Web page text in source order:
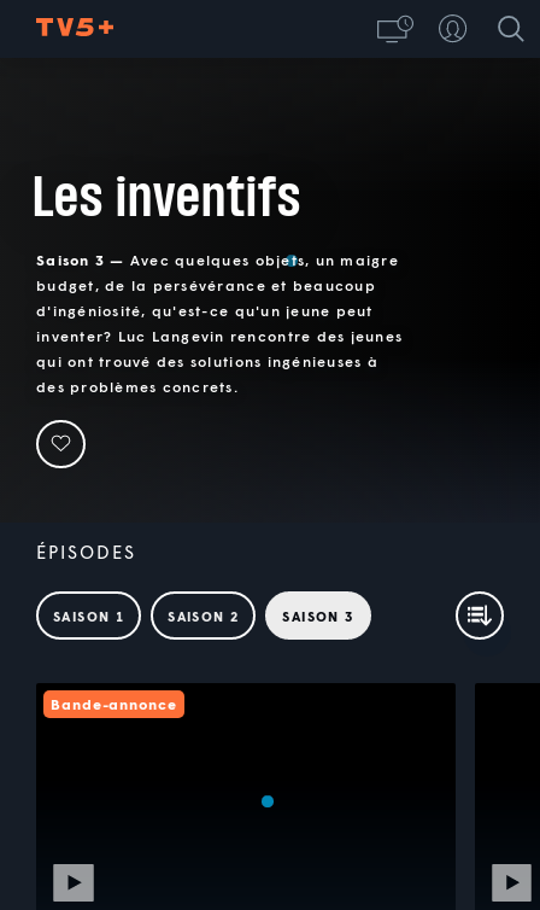
Les inventifs
Saison 3 — Avec quelques objets, un maigre
budget, de la persévérance et beaucoup
d'ingéniosité, qu'est-ce qu'un jeune peut
inventer? Luc Langevin rencontre des jeunes
qui ont trouvé des solutions ingénieuses à
des problèmes concrets.
ÉPISODES
SAISON 1 SAISON 2 SAISON 3
Bande-annonce